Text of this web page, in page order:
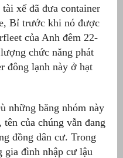
xế đã đưa container
Bỉ trước khi nó được
của Anh đêm 22-
chức năng phát
đông lạnh này ở hạt
những băng nhóm này
của chúng vẫn đang
đồng dân cư. Trong
gia đình nhập cư lậu